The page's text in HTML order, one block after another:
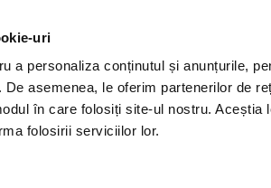
uri
a personaliza conținutul și anunțurile,
De asemenea, le oferim partenerilor de
în care folosiți site-ul nostru. Aceștia
folosirii serviciilor lor.